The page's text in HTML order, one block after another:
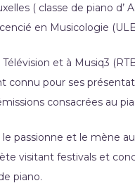
( classe de piano d’
en Musicologie
et à Musiq3
connu pour ses
consacrées au
passionne et le mène
visitant festivals et
piano.